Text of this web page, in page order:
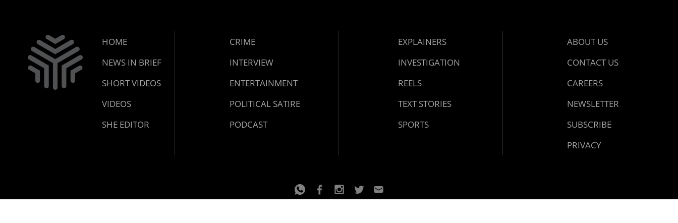
HOME
NEWS IN BRIEF
SHORT VIDEOS
VIDEOS
SHE EDITOR
CRIME
INTERVIEW
ENTERTAINMENT
POLITICAL SATIRE
PODCAST
EXPLAINERS
INVESTIGATION
REELS
TEXT STORIES
SPORTS
ABOUT US
CONTACT US
CAREERS
NEWSLETTER
SUBSCRIBE
PRIVACY